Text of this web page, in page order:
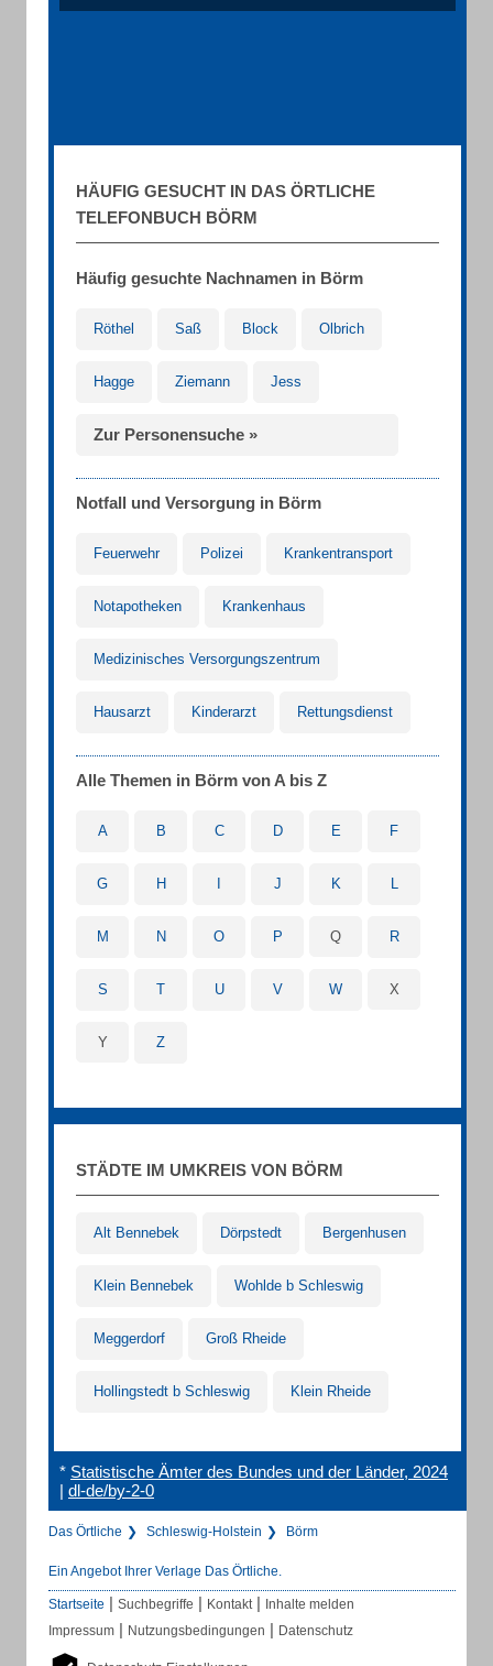
HÄUFIG GESUCHT IN DAS ÖRTLICHE
TELEFONBUCH BÖRM
Häufig gesuchte Nachnamen in Börm
Röthel Saß Block Olbrich
Hagge Ziemann Jess
Zur Personensuche »
Notfall und Versorgung in Börm
Feuerwehr Polizei Krankentransport
Notapotheken Krankenhaus
Medizinisches Versorgungszentrum
Hausarzt Kinderarzt Rettungsdienst
Alle Themen in Börm von A bis Z
A B C D E F
G H J K L
M N O P Q R
S T U V W X
Y Z
STÄDTE IM UMKREIS VON BÖRM
Alt Bennebek Dörpstedt Bergenhusen
Klein Bennebek Wohlde b Schleswig
Meggerdorf Groß Rheide
Hollingstedt b Schleswig Klein Rheide
* Statistische Ämter des Bundes und der Länder, 2024
| dl-de/by-2-0
Das Örtliche Schleswig-Holstein Börm
Ein Angebot Ihrer Verlage Das Örtliche.
Startseite | Suchbegriffe | Kontakt | Inhalte melden
Impressum | Nutzungsbedingungen | Datenschutz